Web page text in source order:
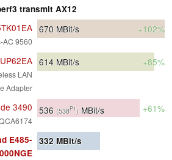
transmit AX12
AC 9560
670 MBit/s +102%
LAN
Adapter
614 MBit/s +85%
3490 536 (538P1) MBit/s +61%
E485-
332 MBit/s